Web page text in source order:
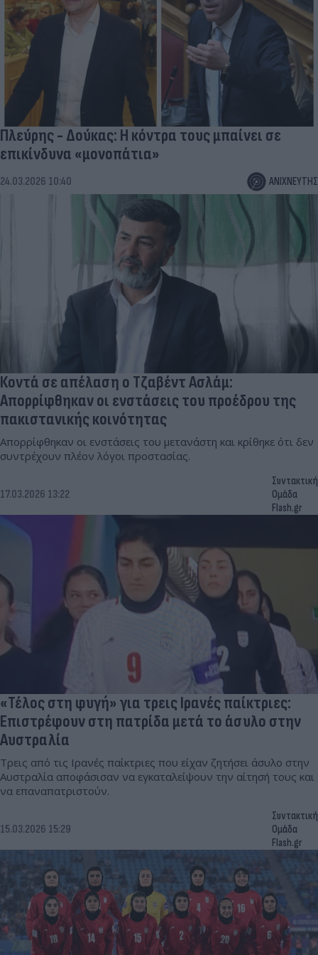
Πλεύρης - Δούκας: Η κόντρα τους μπαίνει σε
επικίνδυνα «μονοπάτια»
24.03.2026 10:40 ΑΝΙΧΝΕΥΤΗΣ
Κοντά σε απέλαση ο Τζαβέντ Ασλάμ:
Απορρίφθηκαν οι ενστάσεις του προέδρου της
πακιστανικής κοινότητας
Απορρίφθηκαν οι ενστάσεις του μετανάστη και κρίθηκε ότι δεν
συντρέχουν πλέον λόγοι προστασίας.
17.03.2026 13:22
Συντακτική
Ομάδα
Flash.gr
«Τέλος στη φυγή» για τρεις Ιρανές παίκτριες:
Επιστρέφουν στη πατρίδα μετά το άσυλο στην
Αυστραλία
Τρεις από τις Ιρανές παίκτριες που είχαν ζητήσει άσυλο στην
Αυστραλία αποφάσισαν να εγκαταλείψουν την αίτησή τους και
να επαναπατριστούν.
15.03.2026 15:29
Συντακτική
Ομάδα
Flash.gr